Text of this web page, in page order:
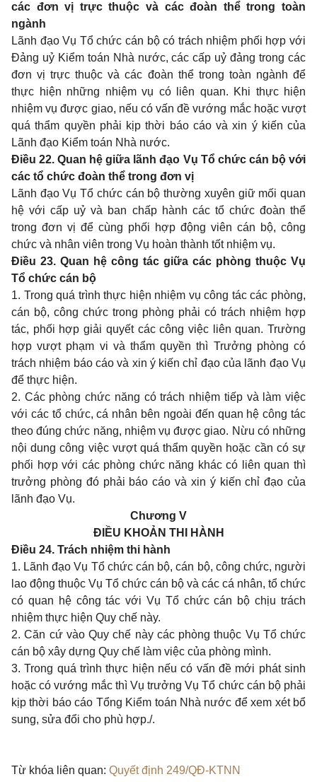
các đơn vị trực thuộc và các đoàn thể trong toàn
ngành
Lãnh đạo Vụ Tổ chức cán bộ có trách nhiệm phối hợp với
Đảng uỷ Kiểm toán Nhà nước, các cấp uỷ đảng trong các
đơn vị trực thuộc và các đoàn thể trong toàn ngành để
thực hiện những nhiệm vụ có liên quan. Khi thực hiện
nhiệm vụ được giao, nếu có vấn đề vướng mắc hoặc vượt
quá thẩm quyền phải kịp thời báo cáo và xin ý kiến của
Lãnh đạo Kiểm toán Nhà nước.
Điều 22. Quan hệ giữa lãnh đạo Vụ Tổ chức cán bộ với
các tổ chức đoàn thể trong đơn vị
Lãnh đạo Vụ Tổ chức cán bộ thường xuyên giữ mối quan
hệ với cấp uỷ và ban chấp hành các tổ chức đoàn thể
trong đơn vị để cùng phối hợp động viên cán bộ, công
chức và nhân viên trong Vụ hoàn thành tốt nhiệm vụ.
Điều 23. Quan hệ công tác giữa các phòng thuộc Vụ
Tổ chức cán bộ
1. Trong quá trình thực hiện nhiệm vụ công tác các phòng,
cán bộ, công chức trong phòng phải có trách nhiệm hợp
tác, phối hợp giải quyết các công việc liên quan. Trường
hợp vượt phạm vi và thẩm quyền thì Trưởng phòng có
trách nhiệm báo cáo và xin ý kiến chỉ đạo của lãnh đạo Vụ
để thực hiện.
2. Các phòng chức năng có trách nhiệm tiếp và làm việc
với các tổ chức, cá nhân bên ngoài đến quan hệ công tác
theo đúng chức năng, nhiệm vụ được giao. Nừu có những
nội dung công việc vượt quá thẩm quyền hoặc cần có sự
phối hợp với các phòng chức năng khác có liên quan thì
trưởng phòng đó phải báo cáo và xin ý kiến chỉ đạo của
lãnh đạo Vụ.
Chương V
ĐIỀU KHOẢN THI HÀNH
Điều 24. Trách nhiệm thi hành
1. Lãnh đạo Vụ Tổ chức cán bộ, cán bộ, công chức, người
lao động thuộc Vụ Tổ chức cán bộ và các cá nhân, tổ chức
có quan hệ công tác với Vụ Tổ chức cán bộ chịu trách
nhiệm thực hiện Quy chế này.
2. Căn cứ vào Quy chế này các phòng thuộc Vụ Tổ chức
cán bộ xây dựng Quy chế làm việc của phòng mình.
3. Trong quá trình thực hiện nếu có vấn đề mới phát sinh
hoặc có vướng mắc thì Vụ trưởng Vụ Tổ chức cán bộ phải
kịp thời báo cáo Tổng Kiểm toán Nhà nước để xem xét bổ
sung, sửa đổi cho phù hợp./.
Từ khóa liên quan: Quyết định 249/QĐ-KTNN